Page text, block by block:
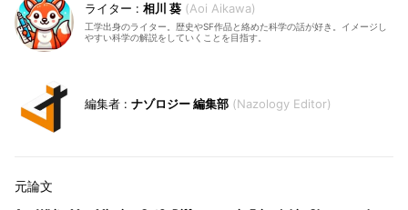
相川 葵 Aoi Aikawa
工学出身のライター。歴史やSF作品と絡めた科学の話が好き。イメージし
やすい科学の解説をしていくことを目指す。
ナゾロジー 編集部 Nazology Editor